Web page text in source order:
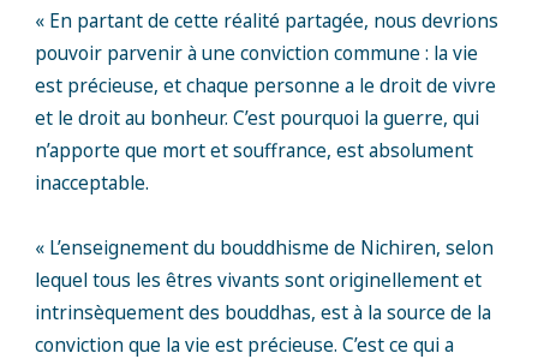
« En partant de cette réalité partagée, nous devrions
pouvoir parvenir à une conviction commune : la vie
est précieuse, et chaque personne a le droit de vivre
et le droit au bonheur. C’est pourquoi la guerre, qui
n’apporte que mort et souffrance, est absolument
inacceptable.
« L’enseignement du bouddhisme de Nichiren, selon
lequel tous les êtres vivants sont originellement et
intrinsèquement des bouddhas, est à la source de la
conviction que la vie est précieuse. C’est ce qui a